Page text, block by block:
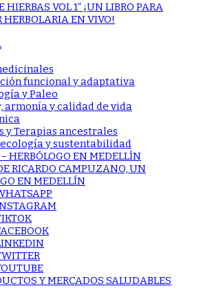
HIERBAS VOL 1” ¡UN LIBRO PARA
HERBOLARIA EN VIVO!
funcional y adaptativa
y Paleo
armonía y calidad de vida
y Terapias ancestrales
y sustentabilidad
HERBÓLOGO EN MEDELLÍN
RICARDO CAMPUZANO, UN
EN MEDELLÍN
Y MERCADOS SALUDABLES